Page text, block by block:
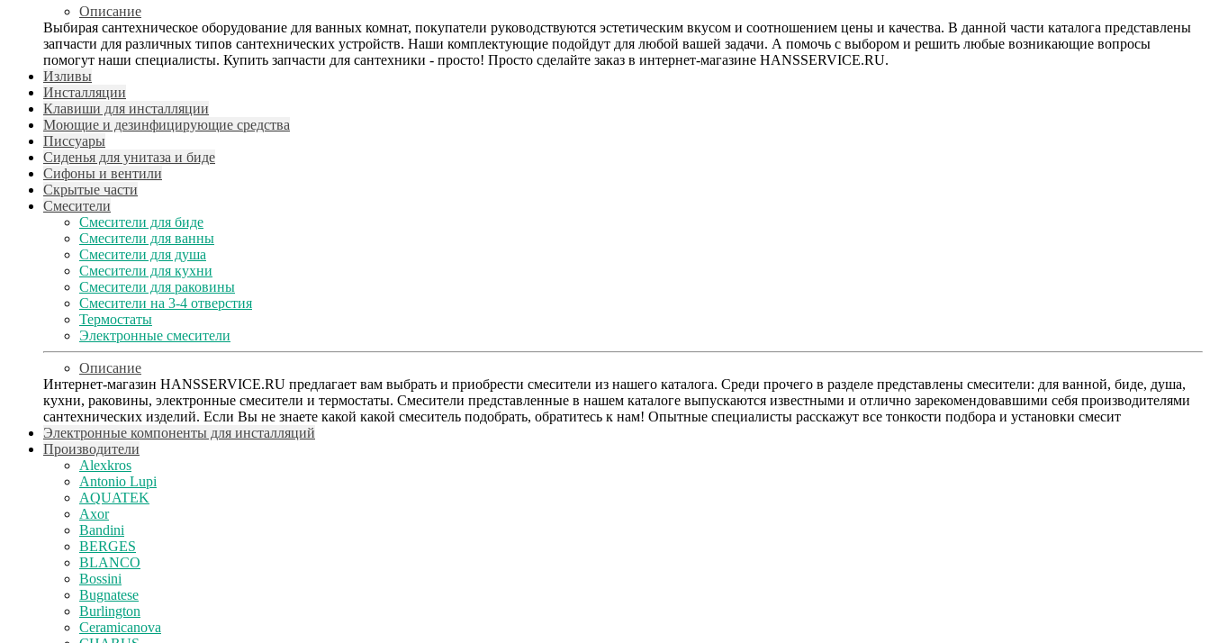
Описание
Выбирая сантехническое оборудование для ванных комнат, покупатели руководствуются эстетическим вкусом и соотношением цены и качества. В данной части каталога представлены
запчасти для различных типов сантехнических устройств. Наши комплектующие подойдут для любой вашей задачи. А помочь с выбором и решить любые возникающие вопросы
помогут наши специалисты. Купить запчасти для сантехники - просто! Просто сделайте заказ в интернет-магазине HANSSERVICE.RU.
Изливы
Инсталляции
Клавиши для инсталляции
Моющие и дезинфицирующие средства
Писсуары
Сиденья для унитаза и биде
Сифоны и вентили
Скрытые части
Смесители
Смесители для биде
Смесители для ванны
Смесители для душа
Смесители для кухни
Смесители для раковины
Смесители на 3-4 отверстия
Термостаты
Электронные смесители
Описание
Интернет-магазин HANSSERVICE.RU предлагает вам выбрать и приобрести смесители из нашего каталога. Среди прочего в разделе представлены смесители: для ванной, биде, душа,
кухни, раковины, электронные смесители и термостаты. Смесители представленные в нашем каталоге выпускаются известными и отлично зарекомендовавшими себя производителями
сантехнических изделий. Если Вы не знаете какой какой смеситель подобрать, обратитесь к нам! Опытные специалисты расскажут все тонкости подбора и установки смесит
Электронные компоненты для инсталляций
Производители
Alexkros
Antonio Lupi
AQUATEK
Axor
Bandini
BERGES
BLANCO
Bossini
Bugnatese
Burlington
Ceramicanova